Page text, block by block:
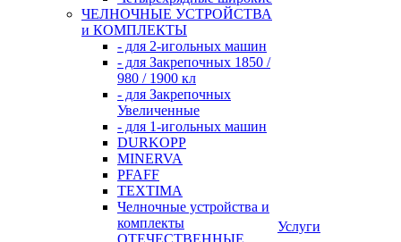
ЧЕЛНОЧНЫЕ УСТРОЙСТВА
и КОМПЛЕКТЫ
- для 2-игольных машин
- для Закрепочных 1850 /
980 / 1900 кл
- для Закрепочных
Увеличенные
- для 1-игольных машин
DURKOPP
MINERVA
PFAFF
TEXTIMA
Челночные устройства и
комплекты
ОТЕЧЕСТВЕННЫЕ
Услуги